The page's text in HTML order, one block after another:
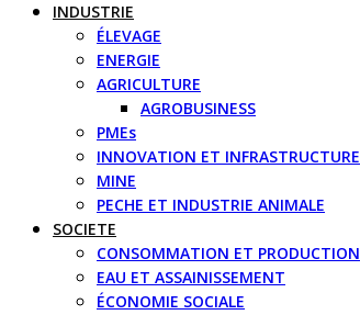
INDUSTRIE
ÉLEVAGE
ENERGIE
AGRICULTURE
AGROBUSINESS
PMEs
INNOVATION ET INFRASTRUCTURE
MINE
PECHE ET INDUSTRIE ANIMALE
SOCIETE
CONSOMMATION ET PRODUCTION
EAU ET ASSAINISSEMENT
ÉCONOMIE SOCIALE